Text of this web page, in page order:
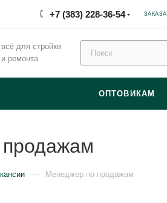
+7 (383) 228-36-54
всё для стройки
и ремонта
ОПТОВИКАМ
— Менеджер по продажам